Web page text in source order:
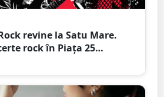
revine la Satu Mare.
rock în Piața 25